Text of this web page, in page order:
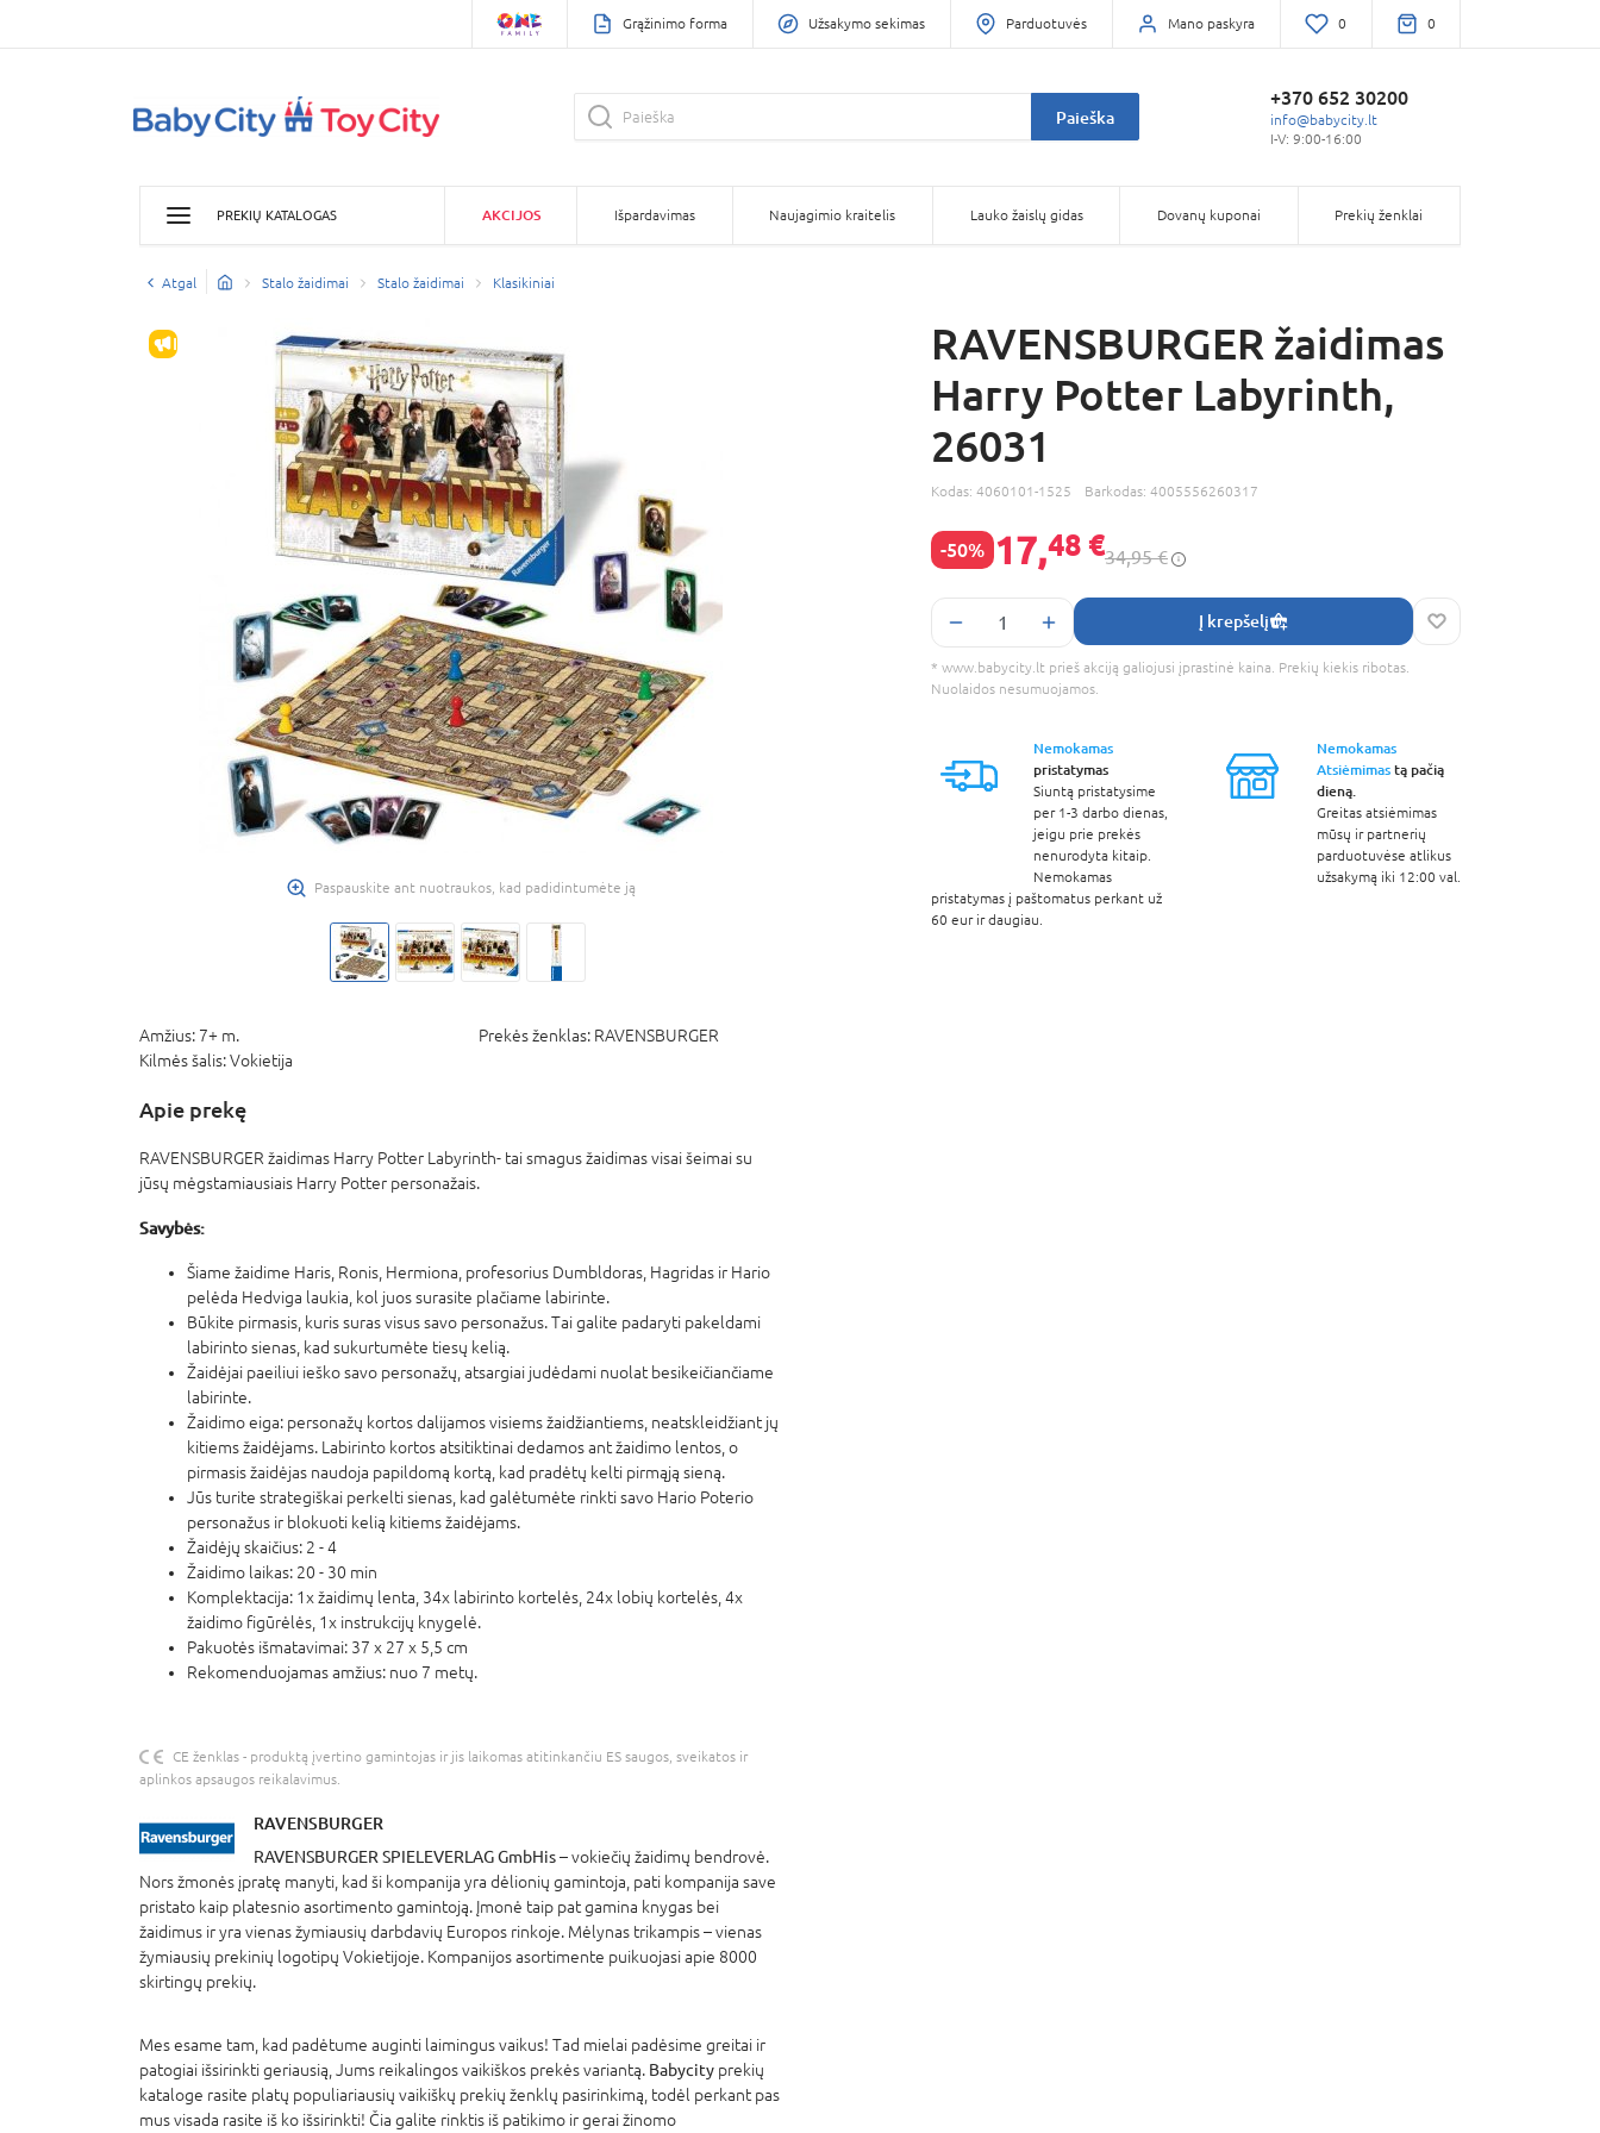
Grąžinimo forma Užsakymo sekimas Parduotuvės Mano paskyra 0 0
Paieška
+370 652 30200
info@babycity.lt
I-V: 9:00-16:00
PREKIŲ KATALOGAS AKCIJOS Išpardavimas Naujagimio kraitelis Lauko žaislų gidas Dovanų kuponai Prekių ženklai
Atgal Stalo žaidimai Stalo žaidimai Klasikiniai
IŠPARDAVIMAS
Paspauskite ant nuotraukos, kad padidintumėte ją
Amžius: 7+ m. Prekės ženklas: RAVENSBURGER
Kilmės šalis:Vokietija
Apie prekę
RAVENSBURGER žaidimas Harry Potter Labyrinth- tai smagus žaidimas visai šeimai su
jūsų mėgstamiausiais Harry Potter personažais.
Savybės:
Šiame žaidime Haris, Ronis, Hermiona, profesorius Dumbldoras, Hagridas ir Hario
pelėda Hedviga laukia, kol juos surasite plačiame labirinte.
Būkite pirmasis, kuris suras visus savo personažus. Tai galite padaryti pakeldami
labirinto sienas, kad sukurtumėte tiesų kelią.
Žaidėjai paeiliui ieško savo personažų, atsargiai judėdami nuolat besikeičiančiame
labirinte.
Žaidimo eiga: personažų kortos dalijamos visiems žaidžiantiems, neatskleidžiant jų
kitiems žaidėjams. Labirinto kortos atsitiktinai dedamos ant žaidimo lentos, o
pirmasis žaidėjas naudoja papildomą kortą, kad pradėtų kelti pirmąją sieną.
Jūs turite strategiškai perkelti sienas, kad galėtumėte rinkti savo Hario Poterio
personažus ir blokuoti kelią kitiems žaidėjams.
Žaidėjų skaičius: 2 - 4
Žaidimo laikas: 20 - 30 min
Komplektacija: 1x žaidimų lenta, 34x labirinto kortelės, 24x lobių kortelės, 4x
žaidimo figūrėlės, 1x instrukcijų knygelė.
Pakuotės išmatavimai: 37 x 27 x 5,5 cm
Rekomenduojamas amžius: nuo 7 metų.
CE ženklas - produktą įvertino gamintojas ir jis laikomas atitinkančiu ES saugos, sveikatos ir
aplinkos apsaugos reikalavimus.
RAVENSBURGER
RAVENSBURGER SPIELEVERLAG GmbHis– vokiečių žaidimų bendrovė.
Nors žmonės įpratę manyti, kad ši kompanija yra dėlionių gamintoja, pati kompanija save
pristato kaip platesnio asortimento gamintoją. Įmonė taip pat gamina knygas bei
žaidimus ir yra vienas žymiausių darbdavių Europos rinkoje. Mėlynas trikampis – vienas
žymiausių prekinių logotipų Vokietijoje. Kompanijos asortimente puikuojasi apie 8000
skirtingų prekių.
Mes esame tam, kad padėtume auginti laimingus vaikus! Tad mielai padėsime greitai ir
patogiai išsirinkti geriausią, Jums reikalingos vaikiškos prekės variantą. Babycity prekių
kataloge rasite platų populiariausių vaikiškų prekių ženklų pasirinkimą, todėl perkant pas
mus visada rasite iš ko išsirinkti! Čia galite rinktis iš patikimo ir gerai žinomo
RAVENSBURGER žaidimas
Harry Potter Labyrinth,
26031
Kodas: 4060101-1525 Barkodas: 4005556260317
-50% 17,48 €34,95 €
Į krepšelį
* www.babycity.lt prieš akciją galiojusi įprastinė kaina. Prekių kiekis ribotas.
Nuolaidos nesumuojamos.
Nemokamas
pristatymas
Siuntą pristatysime
per 1-3 darbo dienas,
jeigu prie prekės
nenurodyta kitaip.
Nemokamas
pristatymas į paštomatus perkant už
60 eur ir daugiau.
Nemokamas
Atsiėmimastą pačią
dieną.
Greitas atsiėmimas
mūsų ir partnerių
parduotuvėse atlikus
užsakymą iki 12:00 val.